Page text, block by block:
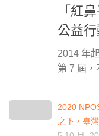
「紅
公益
2014 年
第 7 屆，
2020
之下，臺